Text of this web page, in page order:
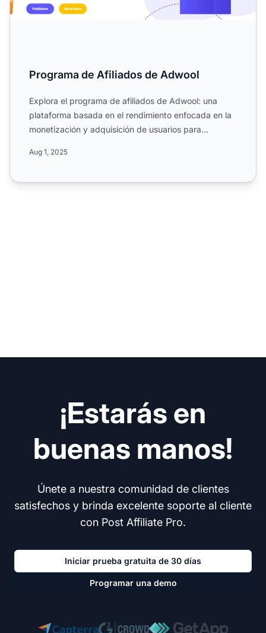
Programa de Afiliados de Adwool
Explora el programa de afiliados de Adwool: una
plataforma basada en el rendimiento enfocada en la
monetización y adquisición de usuarios para
Aug 1, 2025
¡Estarás en
buenas manos!
Únete a nuestra comunidad de clientes
satisfechos y brinda excelente soporte al cliente
con Post Affiliate Pro.
Iniciar prueba gratuita de 30 días
Programar una demo